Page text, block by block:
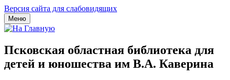
Версия сайта для слабовидящих
Меню
Псковская областная библиотека для
детей и юношества им В.А. Каверина